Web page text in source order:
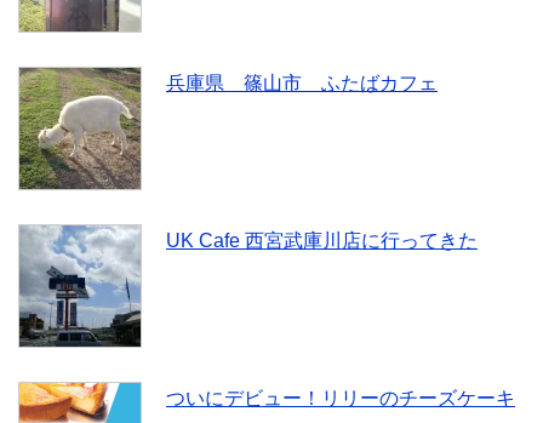
兵庫県 篠山市 ふたばカフェ
UK Cafe 西宮武庫川店に行ってきた
ついにデビュー！リリーのチーズケーキ